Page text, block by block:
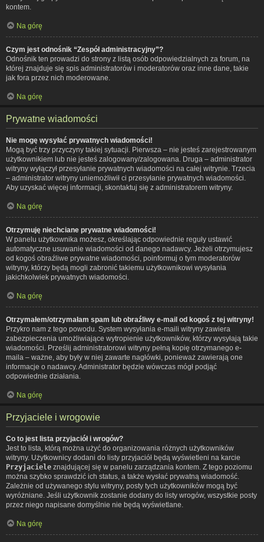
kontem.
Na górę
Czym jest odnośnik “Zespół administracyjny”?
Odnośnik ten prowadzi do strony z listą osób odpowiedzialnych za forum, na
której znajduje się spis administratorów i moderatorów oraz inne dane, takie
jak fora przez nich moderowane.
Na górę
Prywatne wiadomości
Nie mogę wysyłać prywatnych wiadomości!
Mogą być trzy przyczyny takiej sytuacji. Pierwsza – nie jesteś zarejestrowanym
użytkownikiem lub nie jesteś zalogowany/zalogowana. Druga – administrator
witryny wyłączył przesyłanie prywatnych wiadomości na całej witrynie. Trzecia
– administrator witryny uniemożliwił ci przesyłanie prywatnych wiadomości.
Aby uzyskać więcej informacji, skontaktuj się z administratorem witryny.
Na górę
Otrzymuję niechciane prywatne wiadomości!
W panelu użytkownika możesz, określając odpowiednie reguły ustawić
automatyczne usuwanie wiadomości od danego nadawcy. Jeżeli otrzymujesz
od kogoś obraźliwe prywatne wiadomości, poinformuj o tym moderatorów
witryny, którzy będą mogli zabronić takiemu użytkownikowi wysyłania
jakichkolwiek prywatnych wiadomości.
Na górę
Otrzymałem/otrzymałam spam lub obraźliwy e-mail od kogoś z tej witryny!
Przykro nam z tego powodu. System wysyłania e-maili witryny zawiera
zabezpieczenia umożliwiające wytropienie użytkowników, którzy wysyłają takie
wiadomości. Prześlij administratorowi witryny pełną kopię otrzymanego e-
maila – ważne, aby były w niej zawarte nagłówki, ponieważ zawierają one
informacje o nadawcy. Administrator będzie wówczas mógł podjąć
odpowiednie działania.
Na górę
Przyjaciele i wrogowie
Co to jest lista przyjaciół i wrogów?
Jest to lista, którą można użyć do organizowania różnych użytkowników
witryny. Użytkownicy dodani do listy przyjaciół będą wyświetleni na karcie
Przyjaciele znajdującej się w panelu zarządzania kontem. Z tego poziomu
można szybko sprawdzić ich status, a także wysłać prywatną wiadomość.
Zależnie od używanego stylu witryny, posty tych użytkowników mogą być
wyróżniane. Jeśli użytkownik zostanie dodany do listy wrogów, wszystkie posty
przez niego napisane domyślnie nie będą wyświetlane.
Na górę